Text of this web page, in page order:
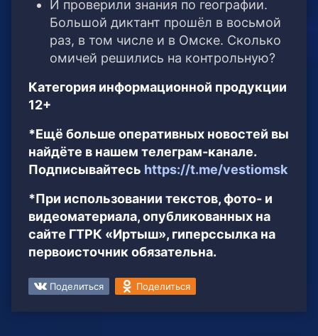
И проверили знания по географии.
Большой диктант прошёл в восьмой
раз, в том числе и в Омске. Сколько
омичей решились на контрольную?
Категория информационной продукции
12+
*Ещё больше оперативных новостей вы
найдёте в нашем телеграм-канале.
Подписывайтесь https://t.me/vestiomsk
*При использовании текстов, фото- и
видеоматериала, опубликованных на
сайте ГТРК «Иртыш», гиперссылка на
первоисточник обязательна.
Поделиться Поделиться